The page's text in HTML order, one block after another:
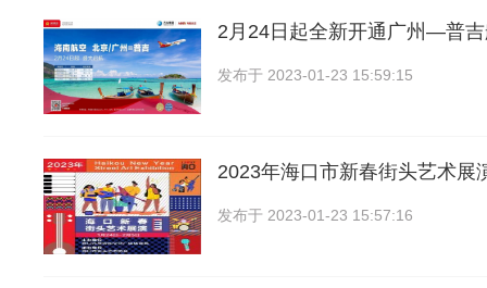
2月24日起全新开通广州—普
发布于 2023-01-23 15:59:15
2023年海口市新春街头艺术展
发布于 2023-01-23 15:57:16